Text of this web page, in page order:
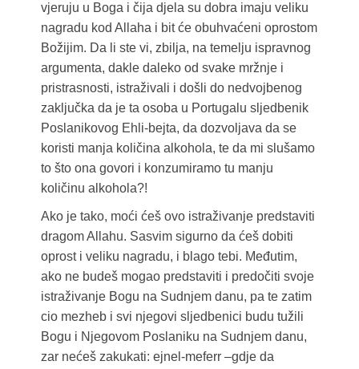
vjeruju u Boga i čija djela su dobra imaju veliku
nagradu kod Allaha i bit će obuhvaćeni oprostom
Božijim. Da li ste vi, zbilja, na temelju ispravnog
argumenta, dakle daleko od svake mržnje i
pristrasnosti, istraživali i došli do nedvojbenog
zaključka da je ta osoba u Portugalu sljedbenik
Poslanikovog Ehli-bejta, da dozvoljava da se
koristi manja količina alkohola, te da mi slušamo
to što ona govori i konzumiramo tu manju
količinu alkohola?!
Ako je tako, moći ćeš ovo istraživanje predstaviti
dragom Allahu. Sasvim sigurno da ćeš dobiti
oprost i veliku nagradu, i blago tebi. Međutim,
ako ne budeš mogao predstaviti i predočiti svoje
istraživanje Bogu na Sudnjem danu, pa te zatim
cio mezheb i svi njegovi sljedbenici budu tužili
Bogu i Njegovom Poslaniku na Sudnjem danu,
zar nećeš zakukati: ejnel-meferr –gdje da